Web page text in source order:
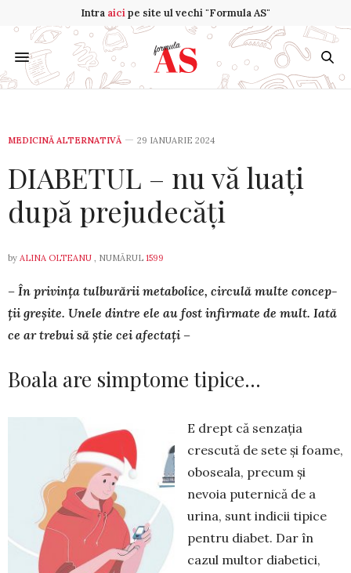
Intra aicipe site ul vechi "Formula AS"
MEDICINĂ ALTERNATIVĂ 29 IANUARIE 2024
DIABETUL – nu vă luați
după prejudecăți
by ALINA OLTEANU , NUMĂRUL 1599
– În privința tulburării metabolice, circulă multe con­cep­
ții greșite. Unele dintre ele au fost infirmate de mult. Iată
ce ar trebui să știe cei afectați –
Boala are simptome tipice…
E drept că senzația
crescută de sete și foame,
oboseala, precum și
nevoia puternică de a
urina, sunt indicii tipice
pentru diabet. Dar în
cazul multor diabetici,